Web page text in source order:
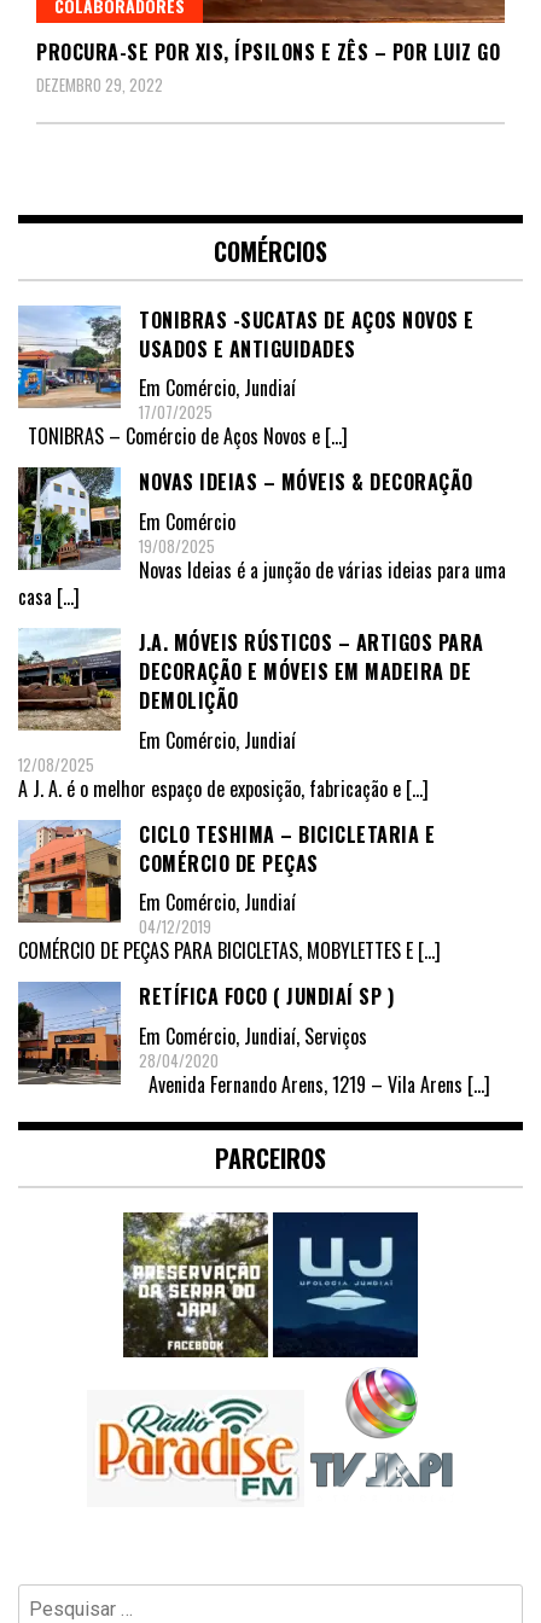
COLABORADORES
PROCURA-SE POR XIS, ÍPSILONS E ZÊS – POR LUIZ GO
DEZEMBRO 29, 2022
COMÉRCIOS
TONIBRAS -SUCATAS DE AÇOS NOVOS E
USADOS E ANTIGUIDADES
Em Comércio, Jundiaí
17/07/2025
TONIBRAS – Comércio de Aços Novos e […]
NOVAS IDEIAS – MÓVEIS & DECORAÇÃO
Em Comércio
19/08/2025
Novas Ideias é a junção de várias ideias para uma
casa […]
J.A. MÓVEIS RÚSTICOS – ARTIGOS PARA
DECORAÇÃO E MÓVEIS EM MADEIRA DE
DEMOLIÇÃO
Em Comércio, Jundiaí
12/08/2025
A J. A. é o melhor espaço de exposição, fabricação e […]
CICLO TESHIMA – BICICLETARIA E
COMÉRCIO DE PEÇAS
Em Comércio, Jundiaí
04/12/2019
COMÉRCIO DE PEÇAS PARA BICICLETAS, MOBYLETTES E […]
RETÍFICA FOCO ( JUNDIAÍ SP )
Em Comércio, Jundiaí, Serviços
28/04/2020
Avenida Fernando Arens, 1219 – Vila Arens […]
PARCEIROS
Pesquisar